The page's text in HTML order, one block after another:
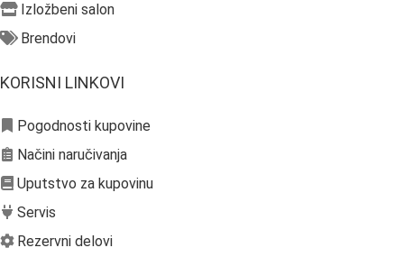
Izložbeni salon
Brendovi
KORISNI LINKOVI
Pogodnosti kupovine
Načini naručivanja
Uputstvo za kupovinu
Servis
Rezervni delovi